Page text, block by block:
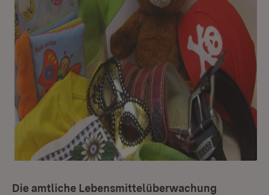
Die amtliche Lebensmittelüberwachung